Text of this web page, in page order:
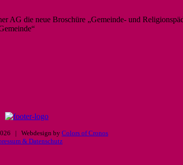
die neue Broschüre „Gemeinde- und
| Webdesign by Colors of Cronos
& Datenschutz